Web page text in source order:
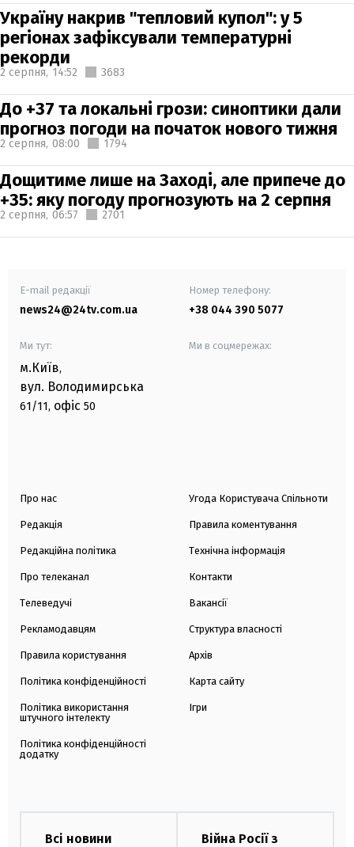
Україну накрив "тепловий купол": у 5
регіонах зафіксували температурні
рекорди
2 серпня, 14:52 3683
До +37 та локальні грози: синоптики дали
прогноз погоди на початок нового тижня
2 серпня, 08:00 1794
Дощитиме лише на Заході, але припече до
+35: яку погоду прогнозують на 2 серпня
2 серпня, 06:57 2701
E-mail редакції
news24@24tv.com.ua
Номер телефону:
+38 044 390 5077
Ми тут:
м.Київ,
вул. Володимирська
61/11, офіс 50
Ми в соцмережах:
Про нас
Редакція
Редакційна політика
Про телеканал
Телеведучі
Рекламодавцям
Правила користування
Політика конфіденційності
Політика використання
штучного інтелекту
Політика конфіденційності
додатку
Угода Користувача Спільноти
Правила коментування
Технічна інформація
Контакти
Вакансії
Структура власності
Архів
Карта сайту
Ігри
Всі новини
Війна Росії з